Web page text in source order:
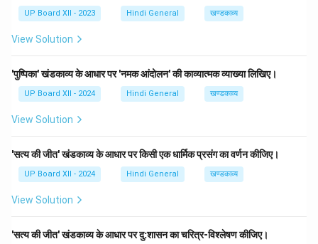
UP Board XII - 2023 Hindi General खण्डकाव्य
View Solution
'पुष्पिका' खंडकाव्य के आधार पर 'नमक आंदोलन' की काव्यात्मक व्याख्या लिखिए।
UP Board XII - 2024 Hindi General खण्डकाव्य
View Solution
'सत्य की जीत' खंडकाव्य के आधार पर किसी एक धार्मिक प्रसंग का वर्णन कीजिए।
UP Board XII - 2024 Hindi General खण्डकाव्य
View Solution
'सत्य की जीत' खंडकाव्य के आधार पर दु:शासन का चरित्र-विश्लेषण कीजिए।